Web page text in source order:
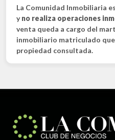
La Comunidad Inmobiliaria
yno realiza operaciones
venta queda a cargo del
inmobiliario matriculado
propiedad consultada.